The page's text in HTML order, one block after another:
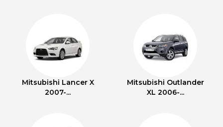
Mitsubishi Lancer X
2007-...
Mitsubishi Outlander
XL 2006-...